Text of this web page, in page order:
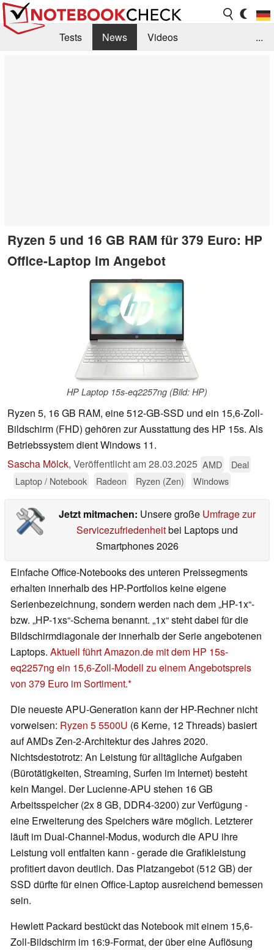
Tests News
Videos
...
Ryzen 5 und 16 GB RAM für 379 Euro: HP
Office-Laptop im Angebot
HP Laptop 15s-eq2257ng (Bild: HP)
Ryzen 5, 16 GB RAM, eine 512-GB-SSD und ein 15,6-Zoll-
Bildschirm (FHD) gehören zur Ausstattung des HP 15s. Als
Betriebssystem dient Windows 11.
Sascha Mölck, Veröffentlicht am28.03.2025 AMD
Deal
Laptop / Notebook
Radeon Ryzen (Zen) Windows
Jetzt mitmachen: Unsere große Umfrage zur
Servicezufriedenheitbei Laptops und
Smartphones 2026
Einfache Office-Notebooks des unteren Preissegments
erhalten innerhalb des HP-Portfolios keine eigene
Serienbezeichnung, sondern werden nach dem „HP-1x“-
bzw. „HP-1xs“-Schema benannt. „1x“ steht dabei für die
Bildschirmdiagonale der innerhalb der Serie angebotenen
Laptops. Aktuell führt Amazon.de mit dem HP 15s-
eq2257ng ein 15,6-Zoll-Modell zu einem Angebotspreis
von 379 Euro im Sortiment.
Die neueste APU-Generation kann der HP-Rechner nicht
vorweisen: Ryzen 5 5500U (6 Kerne, 12 Threads) basiert
auf AMDs Zen-2-Architektur des Jahres 2020.
Nichtsdestotrotz: An Leistung für alltägliche Aufgaben
(Bürotätigkeiten, Streaming, Surfen im Internet) besteht
kein Mangel. Der Lucienne-APU stehen 16 GB
Arbeitsspeicher (2x 8 GB, DDR4-3200) zur Verfügung -
eine Erweiterung des Speichers wäre möglich. Letzterer
läuft im Dual-Channel-Modus, wodurch die APU ihre
Leistung voll entfalten kann - gerade die Grafikleistung
profitiert davon deutlich. Das Platzangebot (512 GB) der
SSD dürfte für einen Office-Laptop ausreichend bemessen
sein.
Hewlett Packard bestückt das Notebook mit einem 15,6-
Zoll-Bildschirm im 16:9-Format, der über eine Auflösung